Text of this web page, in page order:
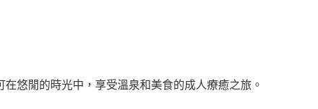
悠閒的時光中，享受溫泉和美食的成人療癒之旅。